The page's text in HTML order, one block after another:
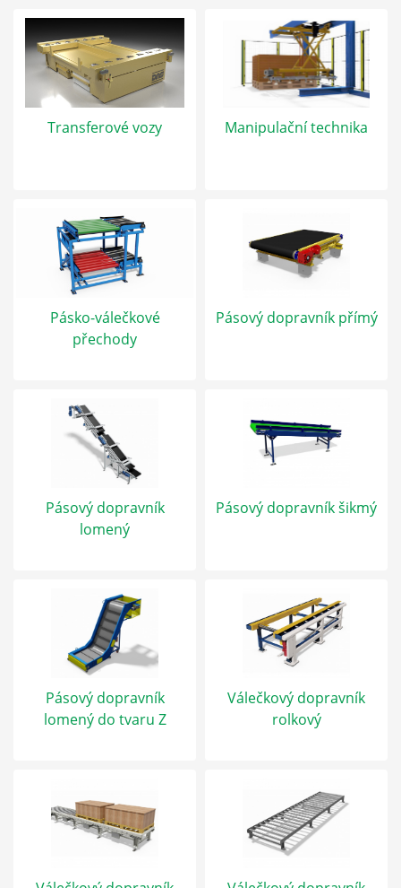
Transferové vozy Manipulační technika
Pásko-válečkové
přechody
Pásový dopravník přímý
Pásový dopravník
lomený
Pásový dopravník šikmý
Pásový dopravník
lomený do tvaru Z
Válečkový dopravník
rolkový